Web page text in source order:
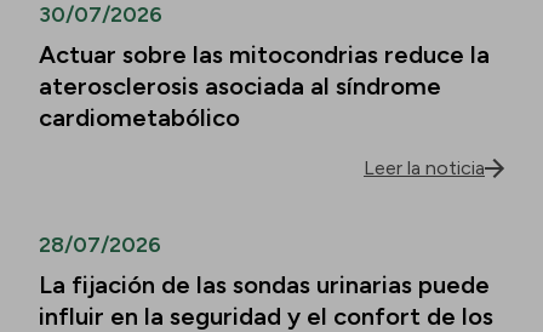
30/07/2026
Actuar sobre las mitocondrias reduce la
aterosclerosis asociada al síndrome
cardiometabólico
Leer la noticia
28/07/2026
La fijación de las sondas urinarias puede
influir en la seguridad y el confort de los